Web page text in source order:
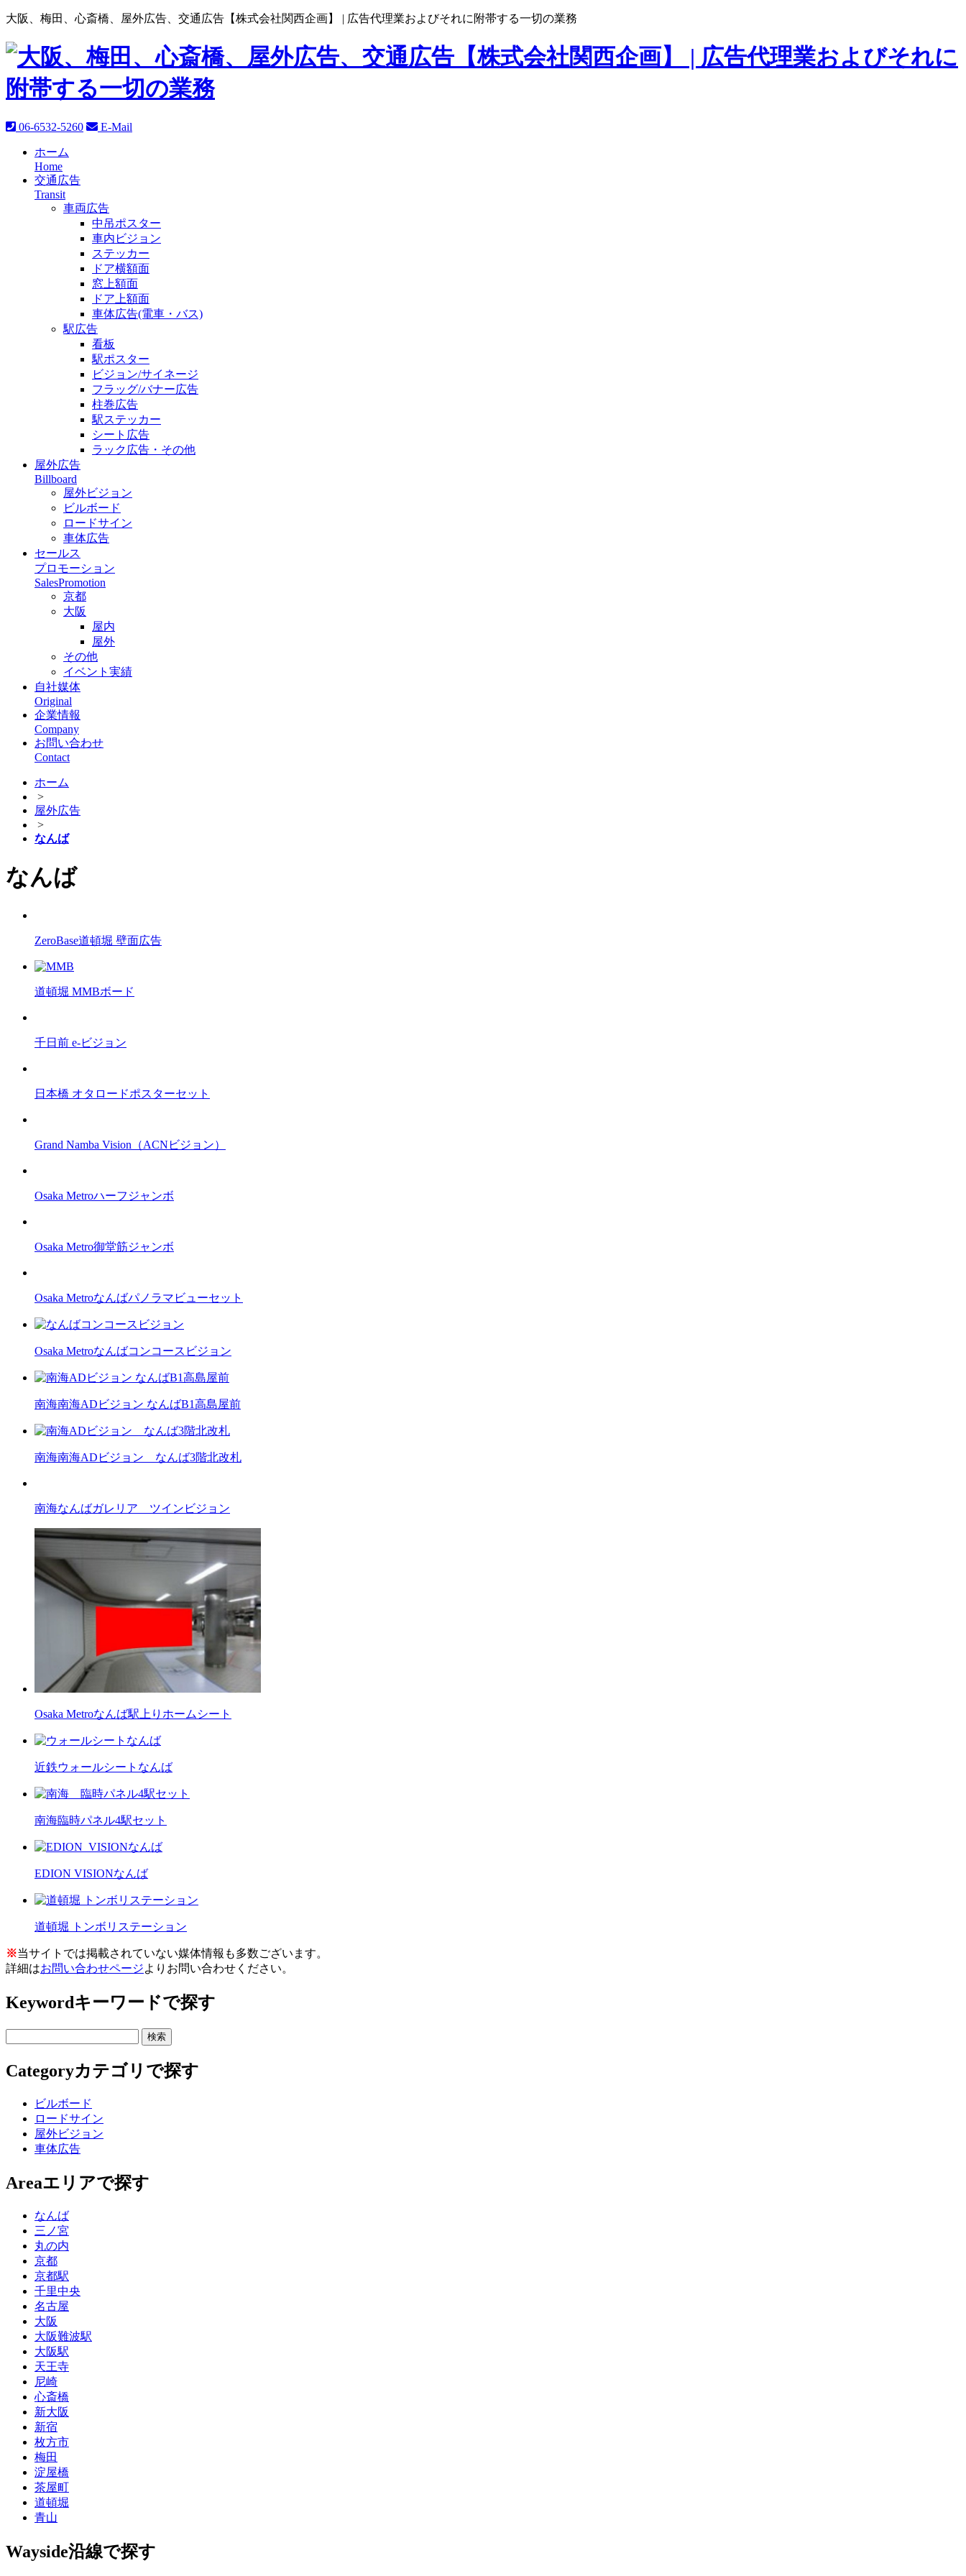
大阪、梅田、心斎橋、屋外広告、交通広告【株式会社関西企画】 | 広告代理業およびそれに附帯する一切の業務
06-6532-5260 E-Mail
ホーム
Home
交通広告
Transit
車両広告
中吊ポスター
車内ビジョン
ステッカー
ドア横額面
窓上額面
ドア上額面
車体広告(電車・バス)
駅広告
看板
駅ポスター
ビジョン/サイネージ
フラッグ/バナー広告
柱巻広告
駅ステッカー
シート広告
ラック広告・その他
屋外広告
Billboard
屋外ビジョン
ビルボード
ロードサイン
車体広告
セールス
プロモーション
SalesPromotion
京都
大阪
屋内
屋外
その他
イベント実績
自社媒体
Original
企業情報
Company
お問い合わせ
Contact
ホーム
>
屋外広告
>
なんば
なんば
ZeroBase道頓堀 壁面広告
道頓堀 MMBボード
千日前 e-ビジョン
日本橋 オタロードポスターセット
Grand Namba Vision（ACNビジョン）
Osaka Metroハーフジャンボ
Osaka Metro御堂筋ジャンボ
Osaka Metroなんばパノラマビューセット
Osaka Metroなんばコンコースビジョン
南海南海ADビジョン なんばB1高島屋前
南海南海ADビジョン なんば3階北改札
南海なんばガレリア ツインビジョン
Osaka Metroなんば駅上りホームシート
近鉄ウォールシートなんば
南海臨時パネル4駅セット
EDION VISIONなんば
道頓堀 トンボリステーション
※当サイトでは掲載されていない媒体情報も多数ございます。
詳細はお問い合わせページよりお問い合わせください。
Keywordキーワードで探す
Categoryカテゴリで探す
ビルボード
ロードサイン
屋外ビジョン
車体広告
Areaエリアで探す
なんば
三ノ宮
丸の内
京都
京都駅
千里中央
名古屋
大阪
大阪難波駅
大阪駅
天王寺
尼崎
心斎橋
新大阪
新宿
枚方市
梅田
淀屋橋
茶屋町
道頓堀
青山
Wayside沿線で探す